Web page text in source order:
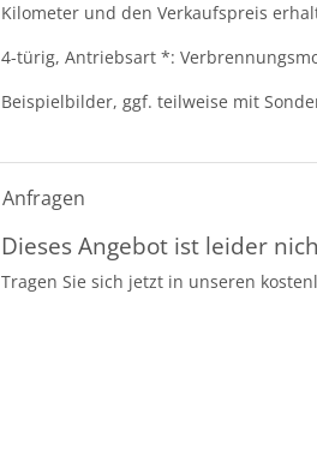
Kilometer und den Verkaufspreis
4-türig, Antriebsart *:
Beispielbilder, ggf. teilweise mit
Anfragen
Dieses Angebot ist leider
Tragen Sie sich jetzt in unseren